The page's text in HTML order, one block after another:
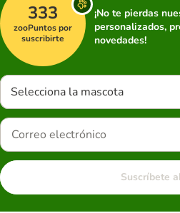
333
zooPuntos por
suscribirte
¡No te pierdas
personalizados,
novedades!
Selecciona la mascota
Suscríbete